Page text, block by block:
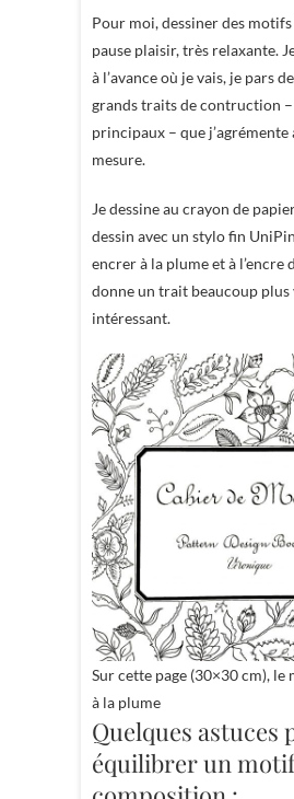
Pour moi, dessiner des
pause plaisir, très relaxante.
à l’avance où je vais, je pars
grands traits de contruction –
principaux – que j’agrémente
mesure.
Je dessine au crayon de
dessin avec un stylo fin
encrer à la plume et à l’encre
donne un trait beaucoup plus
intéressant.
Sur cette page (30×30 cm), le
à la plume
Quelques astuces
équilibrer un